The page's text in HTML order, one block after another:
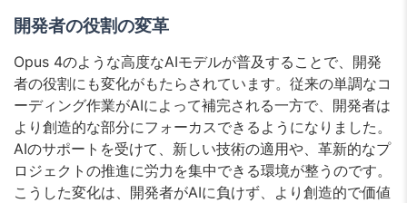
開発者の役割の変革
Opus 4のような高度なAIモデルが普及することで、開発
者の役割にも変化がもたらされています。従来の単調なコ
ーディング作業がAIによって補完される一方で、開発者は
より創造的な部分にフォーカスできるようになりました。
AIのサポートを受けて、新しい技術の適用や、革新的なプ
ロジェクトの推進に労力を集中できる環境が整うのです。
こうした変化は、開発者がAIに負けず、より創造的で価値